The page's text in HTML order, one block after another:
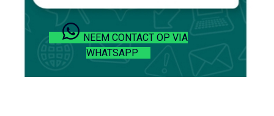
NEEM CONTACT OP VIA
WHATSAPP